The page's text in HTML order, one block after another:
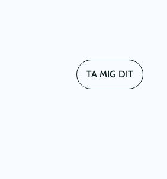
TA MIG DIT